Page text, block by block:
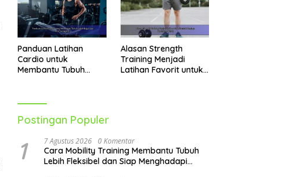
Panduan Latihan
Cardio untuk
Membantu Tubuh
Alasan Strength
Training Menjadi
Latihan Favorit untuk
Postingan Populer
1 7 Agustus 2026 0 Komentar
Cara Mobility Training Membantu Tubuh
Lebih Fleksibel dan Siap Menghadapi